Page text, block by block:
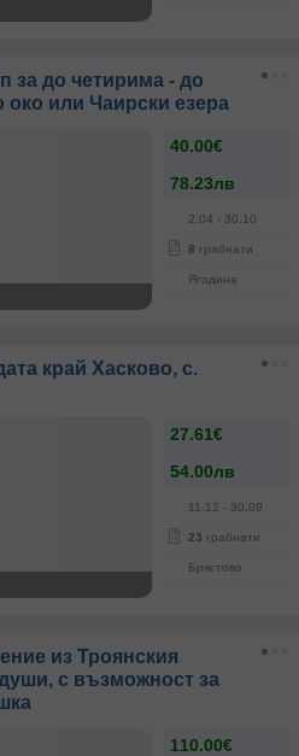
за до четирима - до
или Чаирски езера
40.00€
78.23лв
2.04 - 30.10
8 грабнати
Ягодина
край Хасково, с.
27.61€
54.00лв
11.12 - 30.09
23 грабнати
Брястово
из Троянския
с възможност за
110.00€